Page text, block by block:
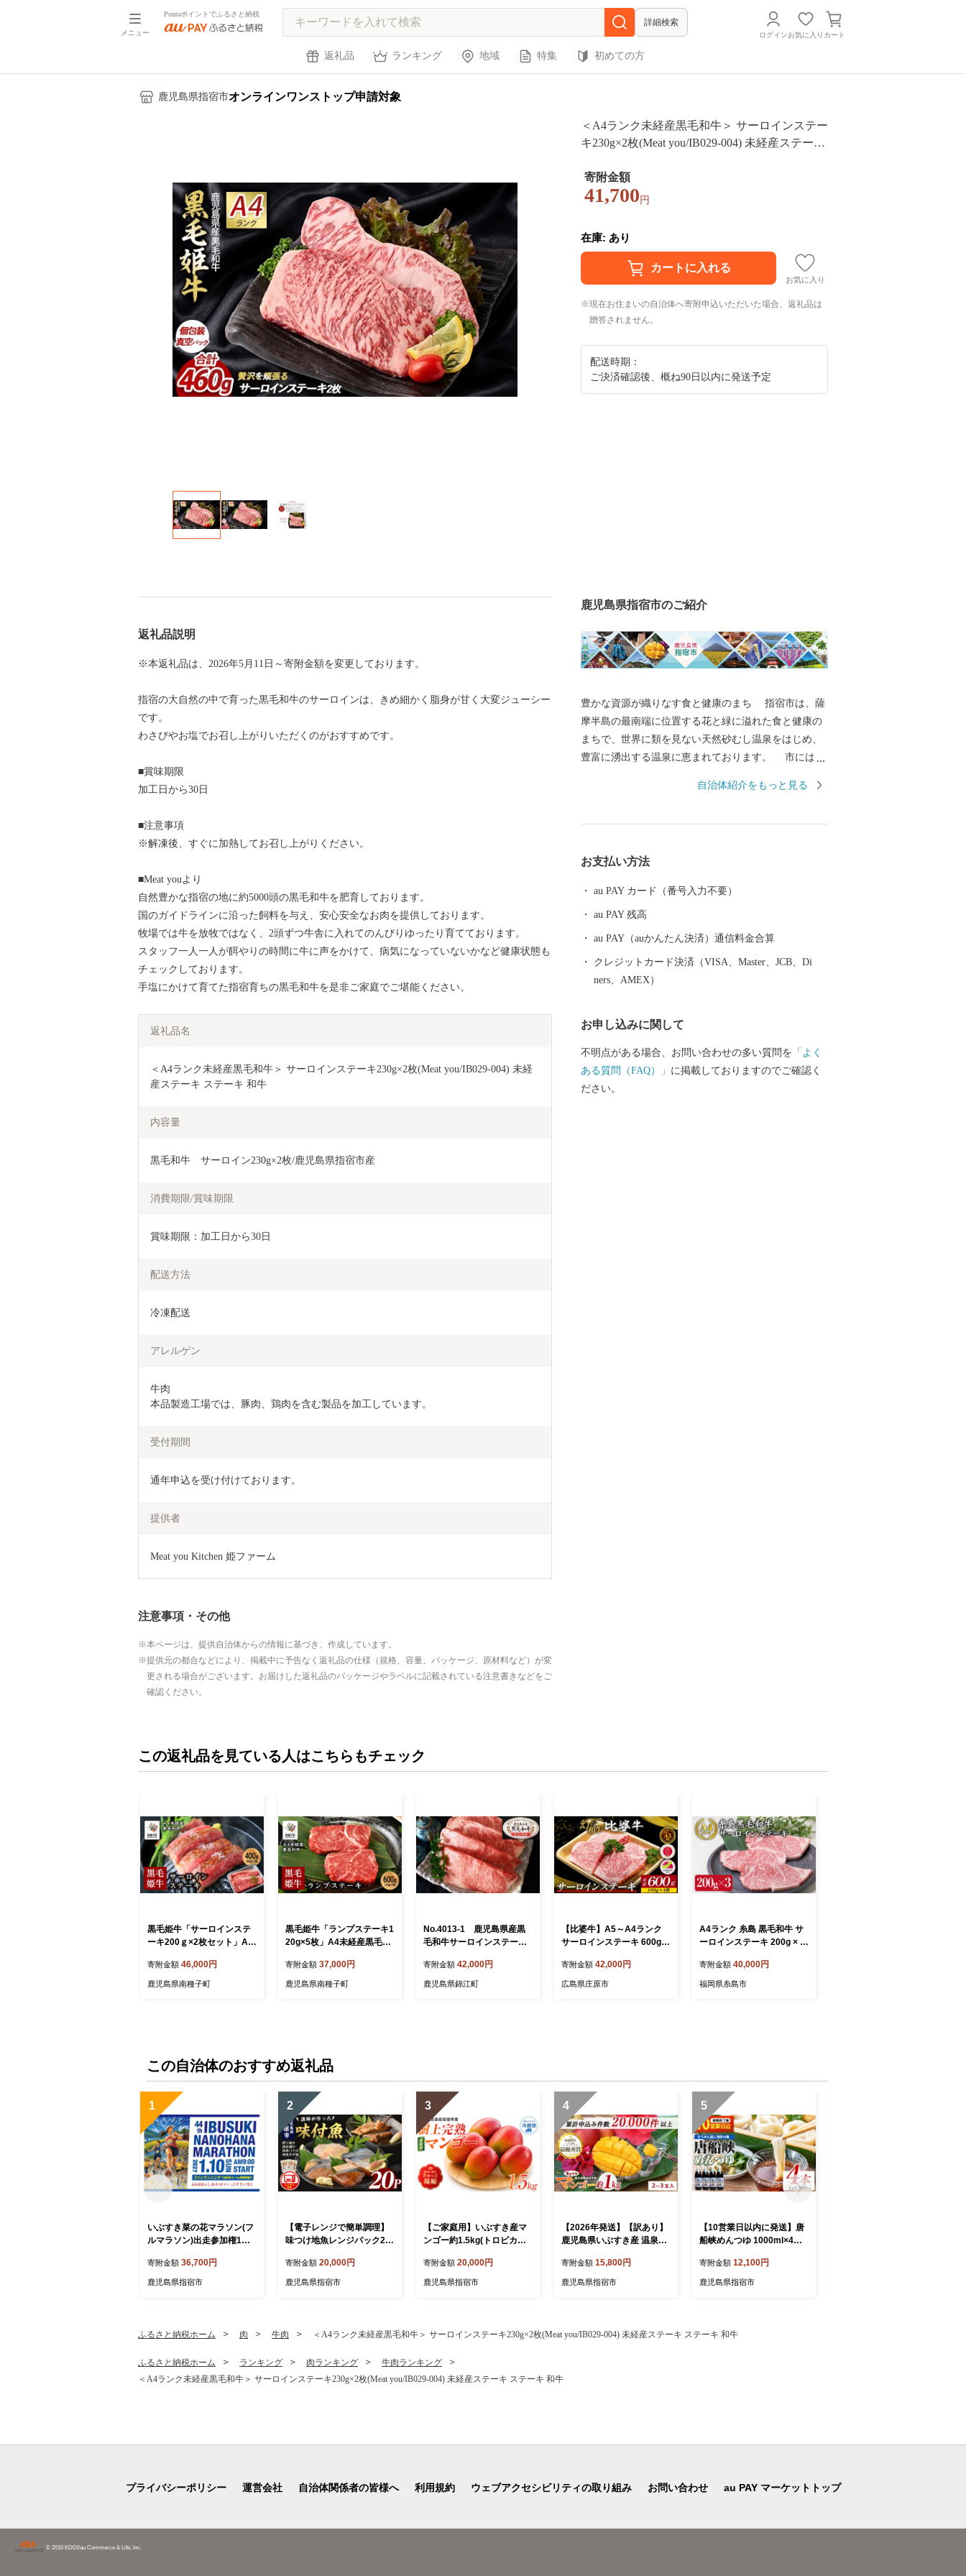
メニュー
Pontaポイントでふるさと納税
詳細検索
ログインお気に入り カート
返礼品 ランキング 地域 特集 初めての方
鹿児島県指宿市オンラインワンストップ申請対象
＜A4ランク未経産黒毛和牛＞ サーロインステー
キ230g×2枚(Meat you/IB029-004) 未経産ステーキ
寄附金額
41,700 円
在庫: あり
お気に入り
現在お住まいの自治体へ寄附申込いただいた場合、返礼品は
贈答されません。
配送時期：
ご決済確認後、概ね90日以内に発送予定
返礼品説明
※本返礼品は、2026年5月11日～寄附金額を変更しております。
指宿の大自然の中で育った黒毛和牛のサーロインは、きめ細かく脂身が甘く大変ジューシー
です。
わさびやお塩でお召し上がりいただくのがおすすめです。
■賞味期限
加工日から30日
■注意事項
※解凍後、すぐに加熱してお召し上がりください。
■Meat youより
自然豊かな指宿の地に約5000頭の黒毛和牛を肥育しております。
国のガイドラインに沿った飼料を与え、安心安全なお肉を提供しております。
牧場では牛を放牧ではなく、2頭ずつ牛舎に入れてのんびりゆったり育てております。
スタッフ一人一人が餌やりの時間に牛に声をかけて、病気になっていないかなど健康状態も
チェックしております。
手塩にかけて育てた指宿育ちの黒毛和牛を是非ご家庭でご堪能ください。
返礼品名
＜A4ランク未経産黒毛和牛＞ サーロインステーキ230g×2枚(Meat you/IB029-004) 未経
産ステーキ ステーキ 和牛
内容量
黒毛和牛　サーロイン230g×2枚/鹿児島県指宿市産
消費期限/賞味期限
賞味期限：加工日から30日
配送方法
冷凍配送
アレルゲン
牛肉
本品製造工場では、豚肉、鶏肉を含む製品を加工しています。
受付期間
通年申込を受け付けております。
提供者
Meat you Kitchen 姫ファーム
注意事項・その他
本ページは、提供自治体からの情報に基づき、作成しています。
提供元の都合などにより、掲載中に予告なく返礼品の仕様（規格、容量、パッケージ、原材料など）が変
更される場合がございます。お届けした返礼品のパッケージやラベルに記載されている注意書きなどをご
確認ください。
鹿児島県指宿市のご紹介
豊かな資源が織りなす食と健康のまち 指宿市は、薩
摩半島の最南端に位置する花と緑に溢れた食と健康の
まちで、世界に類を見ない天然砂むし温泉をはじめ、
豊富に湧出する温泉に恵まれております。 市には九
る開聞岳、南国ムード漂う長崎鼻、潮の干満で陸続き
定されています。
自治体紹介をもっと見る
お支払い方法
au PAY カード（番号入力不要）
au PAY 残高
au PAY（auかんたん決済）通信料金合算
クレジットカード決済（VISA、Master、JCB、Di
ners、AMEX）
お申し込みに関して
不明点がある場合、お問い合わせの多い質問を 「よく
ある質問（FAQ）」 に掲載しておりますのでご確認く
ださい。
この返礼品を見ている人はこちらもチェック
黒毛姫牛「サーロインステ
ーキ200ｇ×2枚セット」A4
寄附金額 46,000円
鹿児島県南種子町
黒毛姫牛「ランプステーキ1
20g×5枚」A4未経産黒毛和
寄附金額 37,000円
鹿児島県南種子町
No.4013-1 鹿児島県産黒
毛和牛サーロインステーキ
寄附金額 42,000円
鹿児島県錦江町
【比婆牛】A5～A4ランク
サーロインステーキ 600g(1
テーキ
寄附金額 42,000円
広島県庄原市
A4ランク 糸島 黒毛和牛 サ
ーロインステーキ 200g × 3
リ工房】 [ACA059]
寄附金額 40,000円
福岡県糸島市
この自治体のおすすめ返礼品
1
いぶすき菜の花マラソン(フ
ルマラソン)出走参加権1名
ン実行委員会/IB049-001)
寄附金額 36,700円
鹿児島県指宿市
2
【電子レンジで簡単調理】
味つけ地魚レンジパック20
魚 味付け魚 漬け魚 焼き魚
レンジ 総菜 冷凍
寄附金額 20,000円
鹿児島県指宿市
3
【ご家庭用】いぶすき産マ
ンゴー約1.5kg(トロピカル
ンゴー フルーツ 果物 旬 夏
指宿 いぶすき 鹿児島 完熟
寄附金額 20,000円
鹿児島県指宿市
4
【2026年発送】【訳あり】
鹿児島県いぶすき産 温泉完
7-001) マンゴー フルーツ
果物 旬 夏 指宿 いぶすき 鹿
寄附金額 15,800円
鹿児島県指宿市
5
【10営業日以内に発送】唐
船峡めんつゆ 1000ml×4本
めんつゆ そうめん つゆ 素
麺 そば うどん 出汁 だし つ
ゆ
寄附金額 12,100円
鹿児島県指宿市
ふるさと納税ホーム 肉 牛肉 ＜A4ランク未経産黒毛和牛＞ サーロインステーキ230g×2枚(Meat you/IB029-004) 未経産ステーキ ステーキ 和牛
ふるさと納税ホーム ランキング 肉ランキング
牛肉ランキング
＜A4ランク未経産黒毛和牛＞ サーロインステーキ230g×2枚(Meat you/IB029-004) 未経産ステーキ ステーキ 和牛
プライバシーポリシー 運営会社 自治体関係者の皆様へ 利用規約 ウェブアクセシビリティの取り組み お問い合わせ au PAY マーケットトップ
© 2016 KDDI/au Commerce & Life, Inc.